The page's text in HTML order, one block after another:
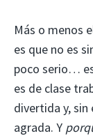
Más o menos
es que no es
poco serio…
es de clase
divertida y, sin
agrada. Y